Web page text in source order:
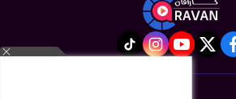
facebook
twitter
youtube
instagram
tiktok